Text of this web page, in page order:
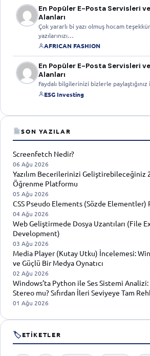
En Popüler E-Posta Servisleri
Alanları
Çok yararlı bi yazı olmuş hocam
yazılarınızı…
AFRICAN FASHION
En Popüler E-Posta Servisleri
Alanları
Faydalı bilgilerinizi bizlerle
ESG Investing
SON YAZILAR
Screenfetch Nedir?
06 Ağu 2026
Yazılım Becerilerinizi Geliştirebileceğiniz
Öğrenme Platformu
05 Ağu 2026
CSS Pseudo Elements (Sözde Elementler)
04 Ağu 2026
Web Geliştirmede Dosya Uzantıları (File
Development)
03 Ağu 2026
Media Player (Kutay Utku) İncelemesi:
ve Güçlü Bir Medya Oynatıcı
02 Ağu 2026
Windows’ta Python ile Ses Sistemi
Stereo mu? Sıfırdan İleri Seviyeye Tam
01 Ağu 2026
🏷ETIKETLER